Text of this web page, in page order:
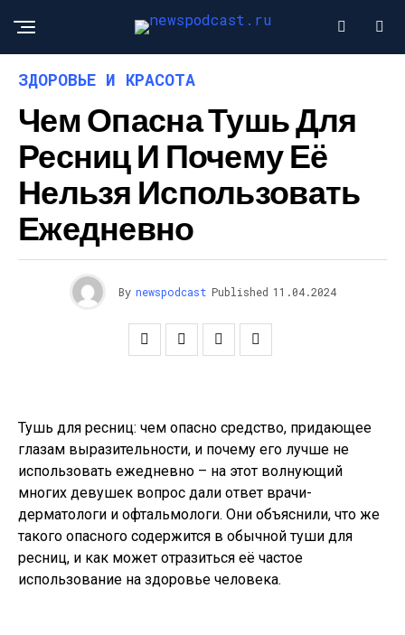
ЗДОРОВЬЕ И КРАСОТА
Чем Опасна Тушь Для
Ресниц И Почему Её
Нельзя Использовать
Ежедневно
By newspodcast Published 11.04.2024
Тушь для ресниц: чем опасно средство, придающее
глазам выразительности, и почему его лучше не
использовать ежедневно – на этот волнующий
многих девушек вопрос дали ответ врачи-
дерматологи и офтальмологи. Они объяснили, что же
такого опасного содержится в обычной туши для
ресниц, и как может отразиться её частое
использование на здоровье человека.